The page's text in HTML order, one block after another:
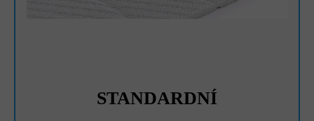
STANDARDNÍ